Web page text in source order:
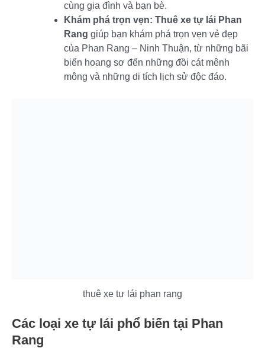
cùng gia đình và bạn bè.
Khám phá trọn vẹn: Thuê xe tự lái Phan
Rang giúp bạn khám phá trọn vẹn vẻ đẹp
của Phan Rang – Ninh Thuận, từ những bãi
biển hoang sơ đến những đồi cát mênh
mông và những di tích lịch sử độc đáo.
thuê xe tự lái phan rang
Các loại xe tự lái phổ biến tại Phan
Rang